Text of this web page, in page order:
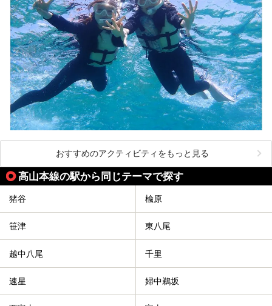
おすすめのアクティビティをもっと見る
高山本線の駅から同じテーマで探す
猪谷 楡原
笹津 東八尾
越中八尾 千里
速星 婦中鵜坂